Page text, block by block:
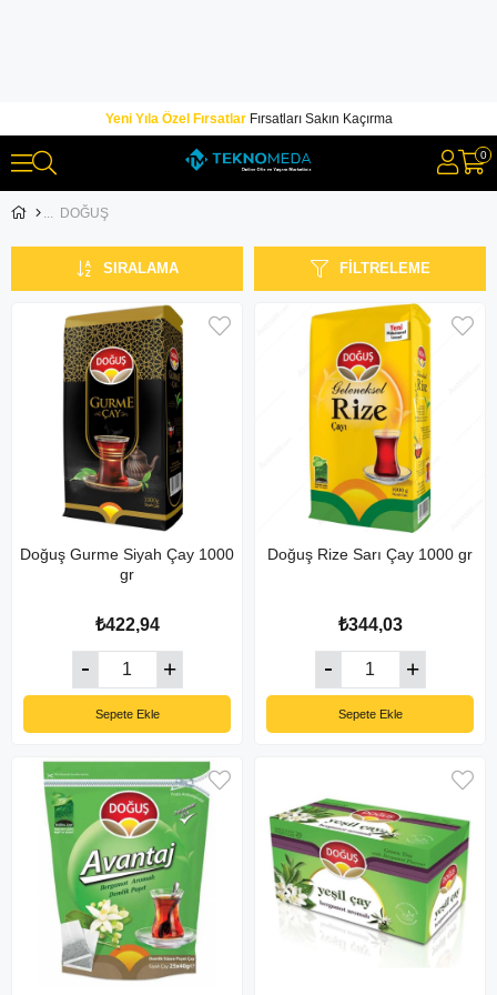
Yeni Yıla Özel FırsatlarFırsatları Sakın Kaçırma
0
DOĞUŞ
FILTRELEME
SIRALAMA
Doğuş Gurme Siyah Çay 1000
gr
₺422,94
Sepete Ekle
Doğuş Rize Sarı Çay 1000 gr
₺344,03
Sepete Ekle